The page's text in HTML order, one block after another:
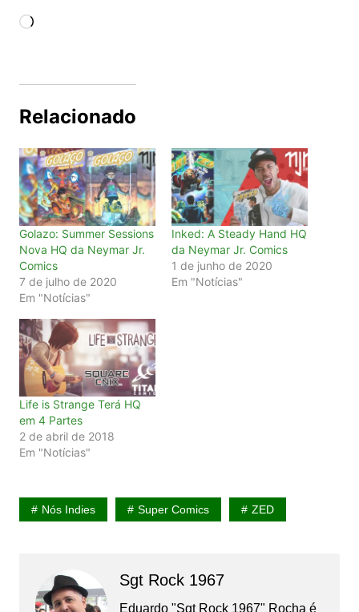
Carregando...
Relacionado
Golazo: Summer Sessions
Nova HQ da Neymar Jr.
Comics
7 de julho de 2020
Em "Notícias"
Inked: A Steady Hand HQ
da Neymar Jr. Comics
1 de junho de 2020
Em "Notícias"
Life is Strange Terá HQ
em 4 Partes
2 de abril de 2018
Em "Notícias"
Nós Indies Super Comics ZED
Sgt Rock 1967
Eduardo "Sgt Rock 1967" Rocha é